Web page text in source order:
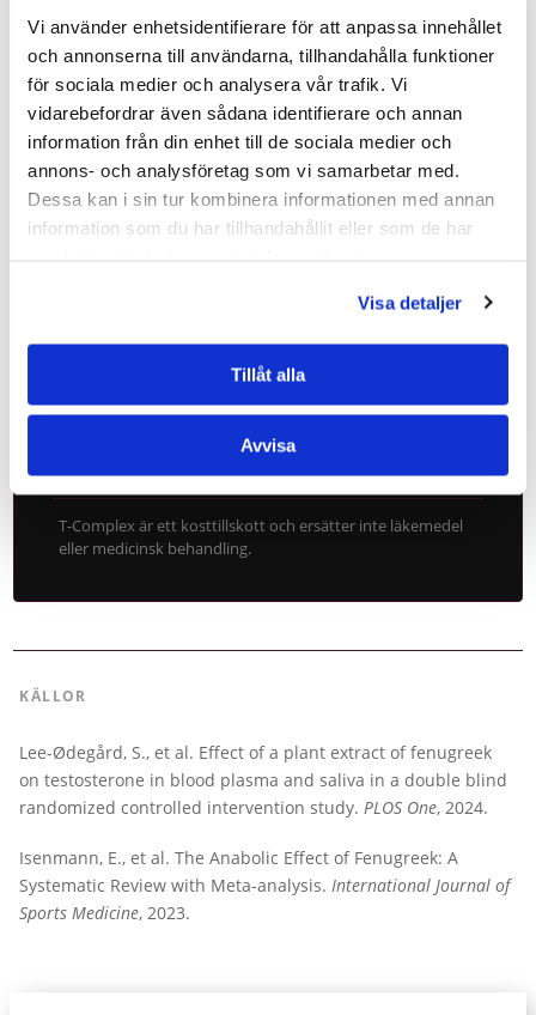
Vi använder enhetsidentifierare för att anpassa innehållet
och annonserna till användarna, tillhandahålla funktioner
för sociala medier och analysera vår trafik. Vi
vidarebefordrar även sådana identifierare och annan
information från din enhet till de sociala medier och
annons- och analysföretag som vi samarbetar med.
Dessa kan i sin tur kombinera informationen med annan
information som du har tillhandahållit eller som de har
Visa detaljer
Tillåt alla
Avvisa
SAMMANFATTNING
Bockhornsklöver (fenugreek) är vanlig i
indisk matlagning, men det är fröna som
studerats i ett hälsosammanhang
Fröna innehåller saponiner som liknar
steroidhormoner i struktur
Det finns för närvarande inga EU-godkända
påståenden för bockhornsklöver och
Dokumentationen är starkast för
blodsockerstabiliserande effekt
T-Complex är ett kosttillskott och ersätter inte läkemedel
eller medicinsk behandling.
KÄLLOR
Lee-Ødegård, S., et al. Effect of a plant extract of fenugreek
on testosterone in blood plasma and saliva in a double blind
randomized controlled intervention study. PLOS One, 2024.
Isenmann, E., et al. The Anabolic Effect of Fenugreek: A
Systematic Review with Meta-analysis.International Journal of
Sports Medicine, 2023.